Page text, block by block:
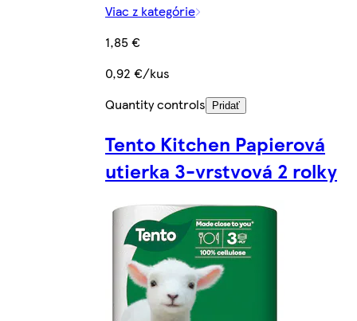
Viac z kategórie
1,85 €
0,92 €/kus
Quantity controls
Pridať
Tento Kitchen Papierová
utierka 3-vrstvová 2 rolky